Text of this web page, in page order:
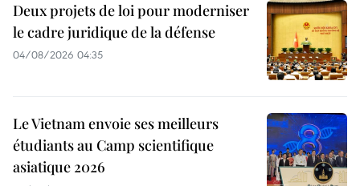
Deux projets de loi pour moderniser
le cadre juridique de la défense
04/08/2026 04:35
Le Vietnam envoie ses meilleurs
étudiants au Camp scientifique
asiatique 2026